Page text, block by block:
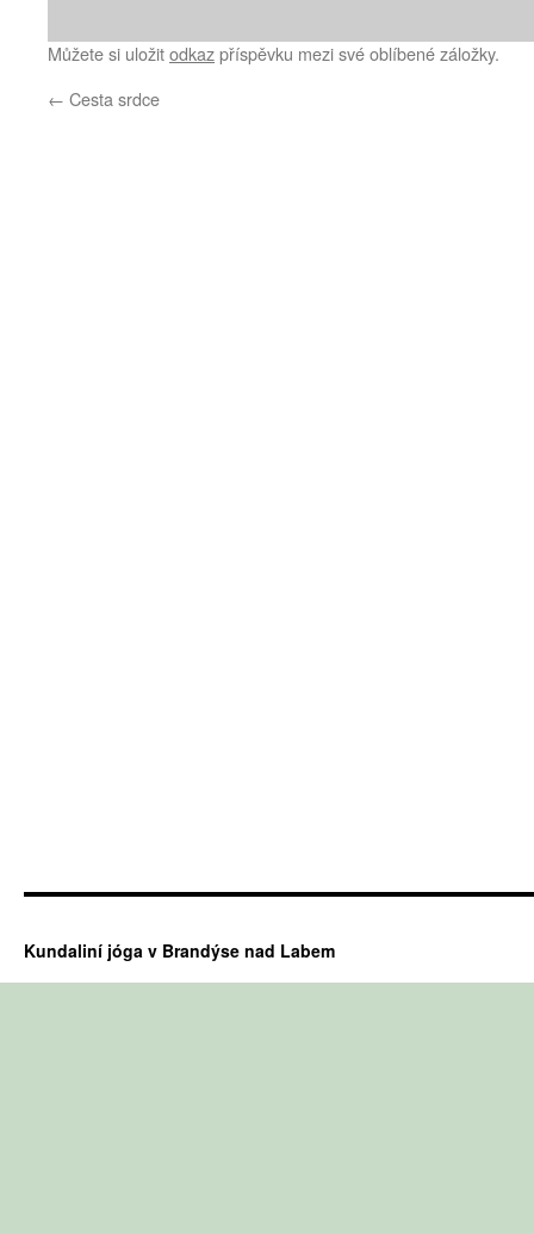
Můžete si uložitodkazpříspěvku mezi své oblíbené záložky.
← Cesta srdce
Kundaliní jóga v Brandýse nad Labem